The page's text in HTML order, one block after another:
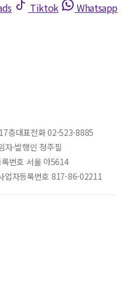
Tiktok
Whatsapp
층대표전화 02-523-8885
자·발행인 정주필
번호 서울 아5614
업자등록번호 817-86-02211